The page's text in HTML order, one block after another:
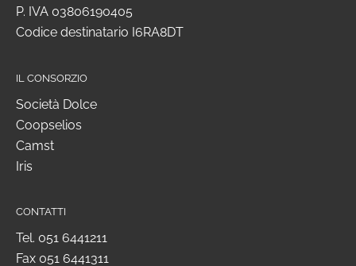
P. IVA 03806190405
Codice destinatario I6RA8DT
IL CONSORZIO
Società Dolce
Coopselios
Camst
Iris
CONTATTI
Tel. 051 6441211
Fax 051 6441311